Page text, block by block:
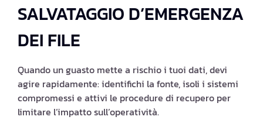
SALVATAGGIO D’EMERGENZA
DEI FILE
Quando un guasto mette a rischio i tuoi dati, devi
agire rapidamente: identifichi la fonte, isoli i sistemi
compromessi e attivi le procedure di recupero per
limitare l’impatto sull’operatività.